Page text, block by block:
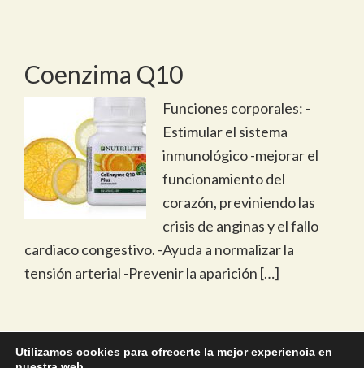
Coenzima Q10
Funciones corporales: -
Estimular el sistema
inmunológico -mejorar el
funcionamiento del
corazón, previniendo las
crisis de anginas y el fallo
cardiaco congestivo. -Ayuda a normalizar la
tensión arterial -Prevenir la aparición […]
Utilizamos cookies para ofrecerte la mejor experiencia en